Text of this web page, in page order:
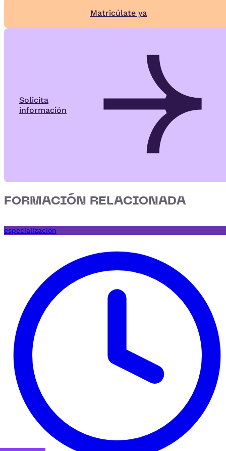
Matricúlate ya
Solicita
información
FORMACIÓN RELACIONADA
especialización